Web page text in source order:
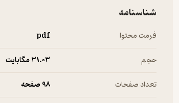
شناسنامه
فرمت محتوا pdf
حجم 31.۰۳ مگابایت
تعداد صفحات 98 صفحه